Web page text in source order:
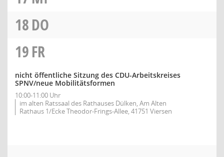
18DO
19FR
nicht öffentliche Sitzung des CDU-Arbeitskreises
SPNV/neue Mobilitätsformen
10:00-11:00 Uhr
im alten Ratssaal des Rathauses Dülken, Am Alten
Rathaus 1/Ecke Theodor-Frings-Allee, 41751 Viersen